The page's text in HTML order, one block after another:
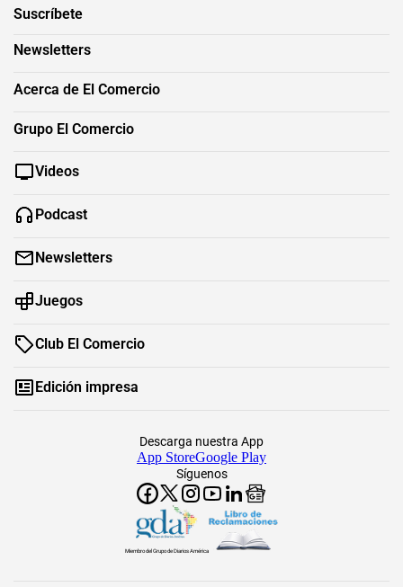
Suscríbete
Newsletters
Acerca de El Comercio
Grupo El Comercio
Videos
Podcast
Newsletters
Juegos
Club El Comercio
Edición impresa
Síguenos
Descarga nuestra App
App StoreGoogle Play
Miembro del Grupo de Diarios América